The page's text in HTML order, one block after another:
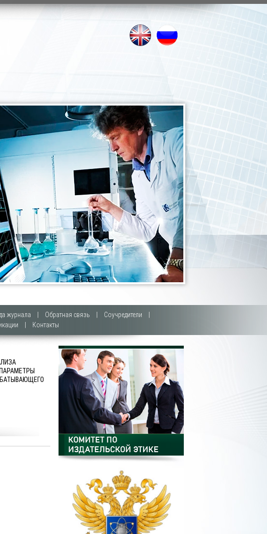
журнала Обратная связь Соучредители
Контакты